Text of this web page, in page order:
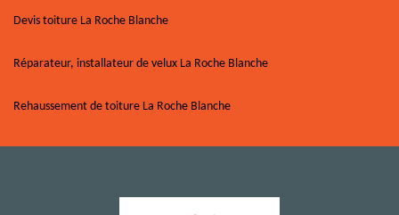
Devis toiture La Roche Blanche
Réparateur, installateur de velux La Roche Blanche
Rehaussement de toiture La Roche Blanche